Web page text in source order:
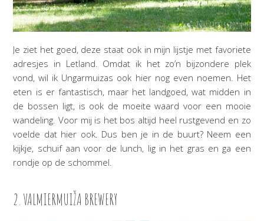
Je ziet het goed, deze staat ook in mijn lijstje met favoriete
adresjes in Letland. Omdat ik het zo’n bijzondere plek
vond, wil ik Ungarmuizas ook hier nog even noemen. Het
eten is er fantastisch, maar het landgoed, wat midden in
de bossen ligt, is ook de moeite waard voor een mooie
wandeling. Voor mij is het bos altijd heel rustgevend en zo
voelde dat hier ook. Dus ben je in de buurt? Neem een
kijkje, schuif aan voor de lunch, lig in het gras en ga een
rondje op de schommel.
2. VALMIERMUIŽA BREWERY